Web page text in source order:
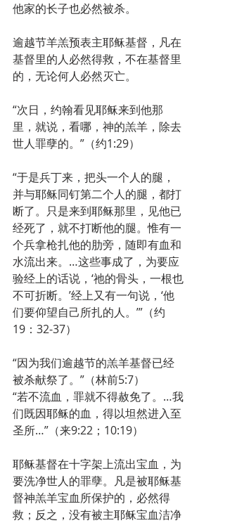
他家的长子也必然被杀。
逾越节羊羔预表主耶稣基督，凡在
基督里的人必然得救，不在基督里
的，无论何人必然灭亡。
“次日，约翰看见耶稣来到他那
里，就说，看哪，神的羔羊，除去
世人罪孽的。”（约1:29）
“于是兵丁来，把头一个人的腿，
并与耶稣同钉第二个人的腿，都打
断了。只是来到耶稣那里，见他已
经死了，就不打断他的腿。惟有一
个兵拿枪扎他的肋旁，随即有血和
水流出来。…这些事成了，为要应
验经上的话说，‘祂的骨头，一根也
不可折断。’经上又有一句说，‘他
们要仰望自己所扎的人。’”（约
19：32-37）
“因为我们逾越节的羔羊基督已经
被杀献祭了。”（林前5:7）
“若不流血，罪就不得赦免了。…我
们既因耶稣的血，得以坦然进入至
圣所…”（来9:22；10:19）
耶稣基督在十字架上流出宝血，为
要洗净世人的罪孽。凡是被耶稣基
督神羔羊宝血所保护的，必然得
救；反之，没有被主耶稣宝血洁净